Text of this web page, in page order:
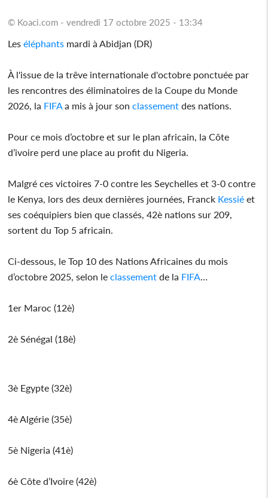
© Koaci.com - vendredi 17 octobre 2025 - 13:34
Leséléphants mardi à Abidjan (DR)
À l'issue de la trêve internationale d'octobre ponctuée par
les rencontres des éliminatoires de la Coupe du Monde
2026, la FIFA a mis à jour sonclassement des nations.
Pour ce mois d’octobre et sur le plan africain, la Côte
d’ivoire perd une place au profit du Nigeria.
Malgré ces victoires 7-0 contre les Seychelles et 3-0 contre
le Kenya, lors des deux dernières journées, Franck Kessié et
ses coéquipiers bien que classés, 42è nations sur 209,
sortent du Top 5 africain.
Ci-dessous, le Top 10 des Nations Africaines du mois
d’octobre 2025, selon leclassement de la FIFA
1er Maroc (12è)
2è Sénégal (18è)
3è Egypte (32è)
4è Algérie (35è)
5è Nigeria (41è)
6è Côte d’Ivoire (42è)